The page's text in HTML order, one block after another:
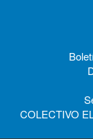
COLECTIVO